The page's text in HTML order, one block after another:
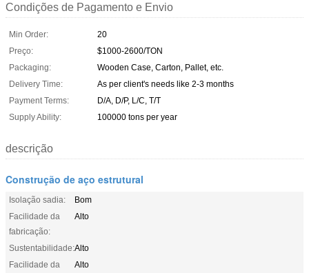
Condições de Pagamento e Envio
Min Order:
20
Preço:
$1000-2600/TON
Packaging:
Wooden Case, Carton, Pallet, etc.
Delivery Time:
As per client's needs like 2-3 months
Payment Terms:
D/A, D/P, L/C, T/T
Supply Ability:
100000 tons per year
descrição
Construção de aço estrutural
Isolação sadia:
Bom
Facilidade da
fabricação:
Alto
Sustentabilidade:Alto
Facilidade da
Alto